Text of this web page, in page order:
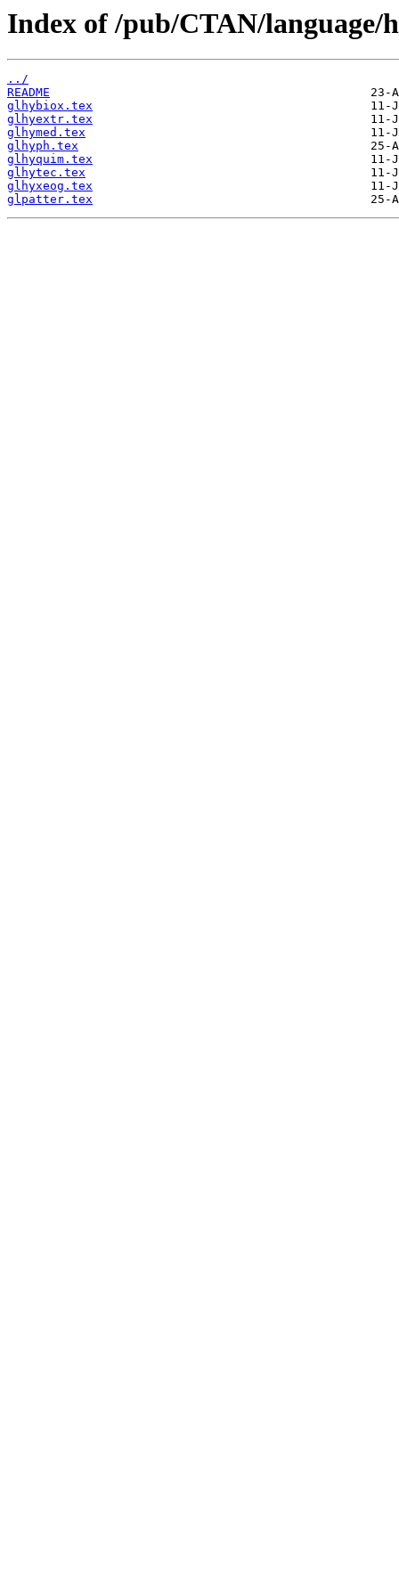
Index of /pub/CTAN/language/
../
README
glhybiox.tex
glhyextr.tex
glhymed.tex
glhyph.tex
glhyquim.tex
glhytec.tex
glhyxeog.tex
glpatter.tex